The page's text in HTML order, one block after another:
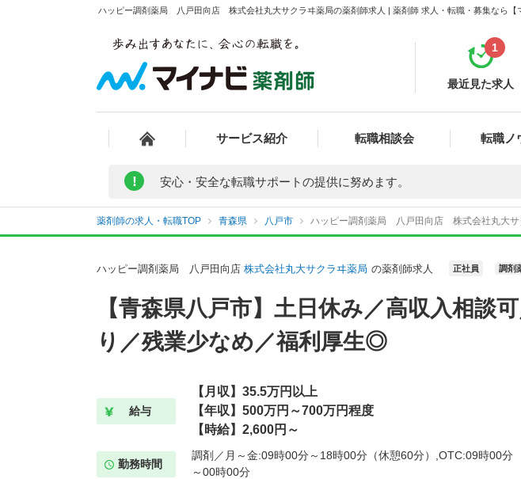
ハッピー調剤薬局 八戸田向店 株式会社丸大サクラヰ薬局の薬剤師求人 | 薬剤師 求人・転職・募集なら【
最近見た求人
1
サービス紹介 転職相談会 転職ノ
! 安心・安全な転職サポートの提供に努めます。
薬剤師の求人・転職TOP 青森県 八戸市 ハッピー調剤薬局 八戸田向店 株式会社丸大サ
ハッピー調剤薬局 八戸田向店 株式会社丸大サクラヰ薬局 の薬剤師求人 正社員 調剤
【青森県八戸市】土日休み／高収入相談
り／残業少なめ／福利厚生◎
給与
【月収】35.5万円以上
【年収】500万円～700万円程度
【時給】2,600円～
勤務時間
調剤／月～金:09時00分～18時00分（休憩60分）,OTC:09時00分
～00時00分